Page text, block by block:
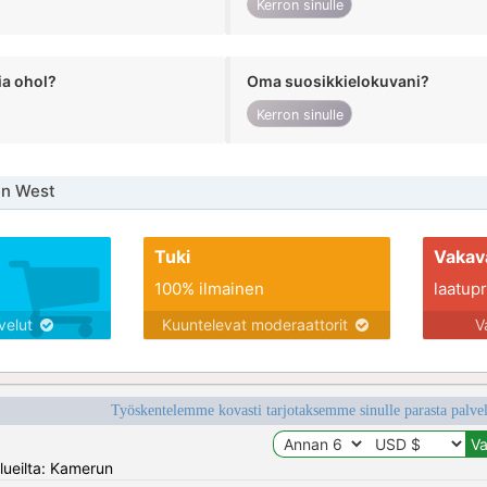
Kerron sinulle
ohol? Oma suosikkielokuvani?
Kerron sinulle
West
Tuki
100% ilmainen
Kuuntelevat moderaattorit
Työskentelemme kovasti tarjotaksemme sinulle parasta
Kamerun